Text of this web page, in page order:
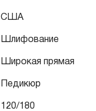
США
Шлифование
Широкая прямая
Педикюр
120/180